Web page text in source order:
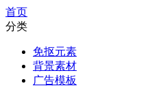
首页
分类
免抠元素
背景素材
广告模板